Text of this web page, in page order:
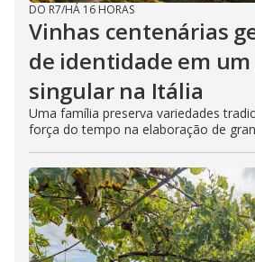
DO R7/HÁ 16 HORAS
Vinhas centenárias
de identidade em
singular na Itália
Uma família preserva variedades
força do tempo na elaboração de